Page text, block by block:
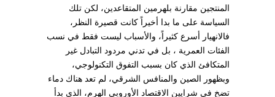
المنتجين مقارنة بلهرمين المتقاعدين، لكن تلك
السياسة على ما بدا أخيراً كانت قصيرة النظر،
فالانهيار أسرع كثيراً، والأسباب ليست فقط في نسب
الفئات العمرية ، بل في تدني مردود التبادل غير
المتكافئ الذي كان بسبب التفوق التكنولوجي،
وبظهور الصين والمنافس الشرقي، لم تعد هناك دماء
تضخ في شرايين الاقتصاد الأوروبي الهرم، الذي بدأ